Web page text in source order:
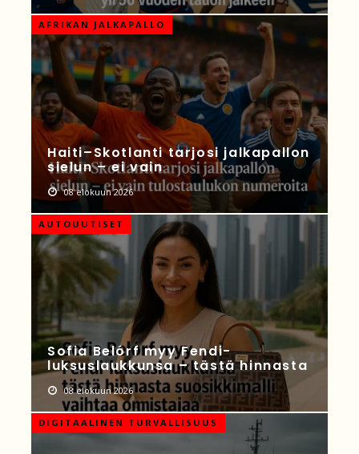
AFRIKAN JALKAPALLO
Haiti–Skotlanti tarjosi jalkapallon
sielun – ei vain
08 elokuun 2026
AUTOUUTISET
Sofia Belórf myy Fendi-
luksuslaukkunsa – tästä hinnasta
08 elokuun 2026
DIGITAALINEN TURVALLISUUS